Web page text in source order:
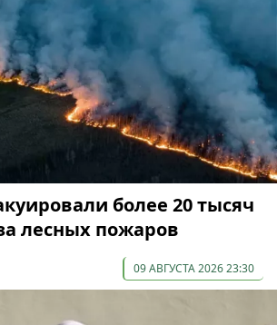
более 20 тысяч
лесных пожаров
09 АВГУСТА 2026 23:30